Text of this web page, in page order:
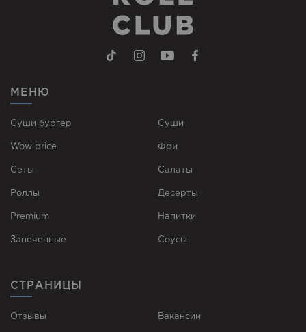
МЕНЮ
Суши бургер
Wow price
Сеты
Роллы
Premium
Запеченные
Суши
Фри
Cалаты
Десерты
Напитки
Соусы
СТРАНИЦЫ
Отзывы Вакансии